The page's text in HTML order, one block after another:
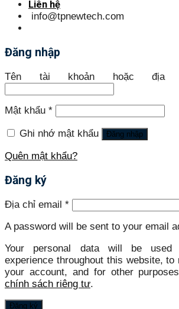
Liên hệ
info@tpnewtech.com
Đăng nhập
Tên tài khoản hoặc
Mật khẩu *
Ghi nhớ mật khẩu Đăng nhập
Quên mật khẩu?
Đăng ký
Địa chỉ email *
A password will be sent to your email
Your personal data will be used
experience throughout this website, to
your account, and for other
chính sách riêng tư.
Đăng ký